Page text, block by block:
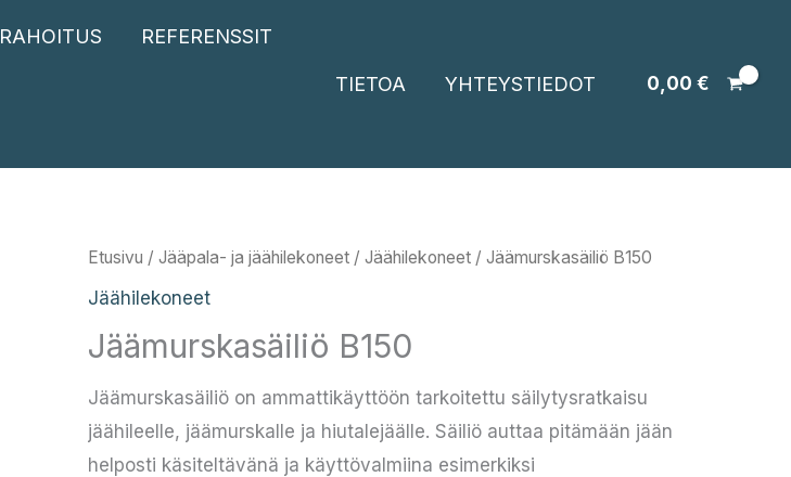
RAHOITUS REFERENSSIT
TIETOA YHTEYSTIEDOT 0,00 €
Etusivu / Jääpala- ja jäähilekoneet / Jäähilekoneet / Jäämurskasäiliö B150
Jäähilekoneet
Jäämurskasäiliö B150
Jäämurskasäiliö on ammattikäyttöön tarkoitettu säilytysratkaisu
jäähileelle, jäämurskalle ja hiutalejäälle. Säiliö auttaa pitämään jään
helposti käsiteltävänä ja käyttövalmiina esimerkiksi